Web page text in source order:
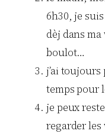
6h30, je
dèj dans
boulot…
j’ai
temps pour
je peux
regarder les